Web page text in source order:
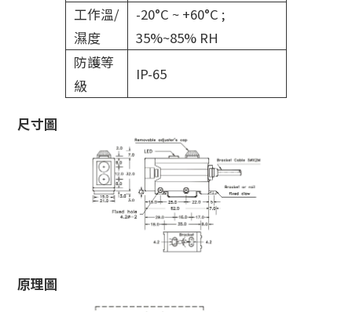
工作溫/
濕度
-20°C ~ +60°C ;
35%~85% RH
防護等
級
IP-65
尺寸圖
原理圖